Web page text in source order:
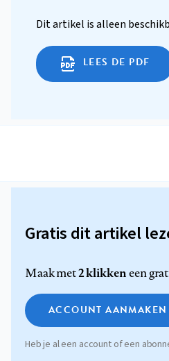
Dit artikel is alleen
LEES DE PDF
Gratis dit artikel
Maak met2 klikkeneen
ACCOUNT AANMAKEN
Heb je al een account of een